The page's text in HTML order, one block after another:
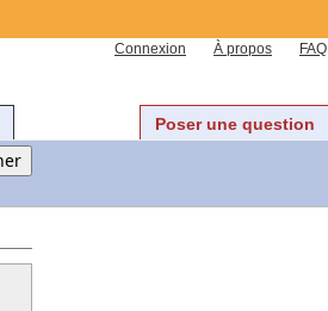
Connexion À propos FAQ
Poser une question